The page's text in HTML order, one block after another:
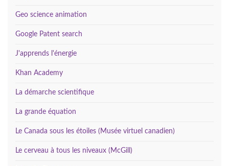
Geo science animation
Google Patent search
J'apprends l'énergie
Khan Academy
La démarche scientifique
La grande équation
Le Canada sous les étoiles (Musée virtuel canadien)
Le cerveau à tous les niveaux (McGill)